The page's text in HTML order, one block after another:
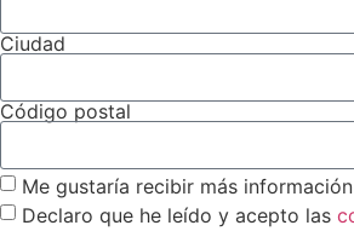
Ciudad
Código postal
Me gustaría recibir más
Declaro que he leído y acepto las